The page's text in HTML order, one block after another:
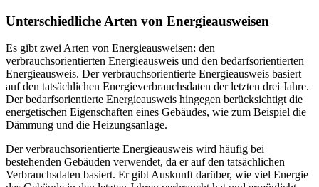
Unterschiedliche Arten von Energieausweisen
Es gibt zwei Arten von Energieausweisen: den
verbrauchsorientierten Energieausweis und den bedarfsorientierten
Energieausweis. Der verbrauchsorientierte Energieausweis basiert
auf den tatsächlichen Energieverbrauchsdaten der letzten drei Jahre.
Der bedarfsorientierte Energieausweis hingegen berücksichtigt die
energetischen Eigenschaften eines Gebäudes, wie zum Beispiel die
Dämmung und die Heizungsanlage.
Der verbrauchsorientierte Energieausweis wird häufig bei
bestehenden Gebäuden verwendet, da er auf den tatsächlichen
Verbrauchsdaten basiert. Er gibt Auskunft darüber, wie viel Energie